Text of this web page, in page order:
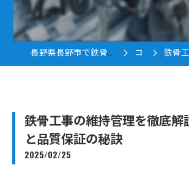
長野県長野市で鉄骨工事の求人なら株式会社innovation コラム 鉄骨工事の維持
鉄骨工事の維持管理を徹底解
と品質保証の秘訣
2025/02/25